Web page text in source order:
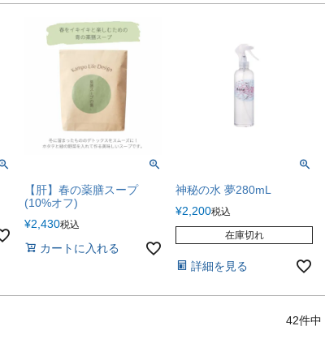
【肝】春の薬膳スープ
(10%オフ)
¥2,430税込
カートに入れる
神秘の水 夢280mL
¥2,200税込
在庫切れ
詳細を見る
42件中